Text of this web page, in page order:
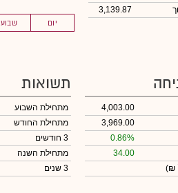
יום שבוע
3,139.87
4,003.00
3,969.00
0.86%
34.00
₪)
תשואות
מתחילת השבוע
מתחילת החודש
3 חודשים
מתחילת השנה
3 שנים